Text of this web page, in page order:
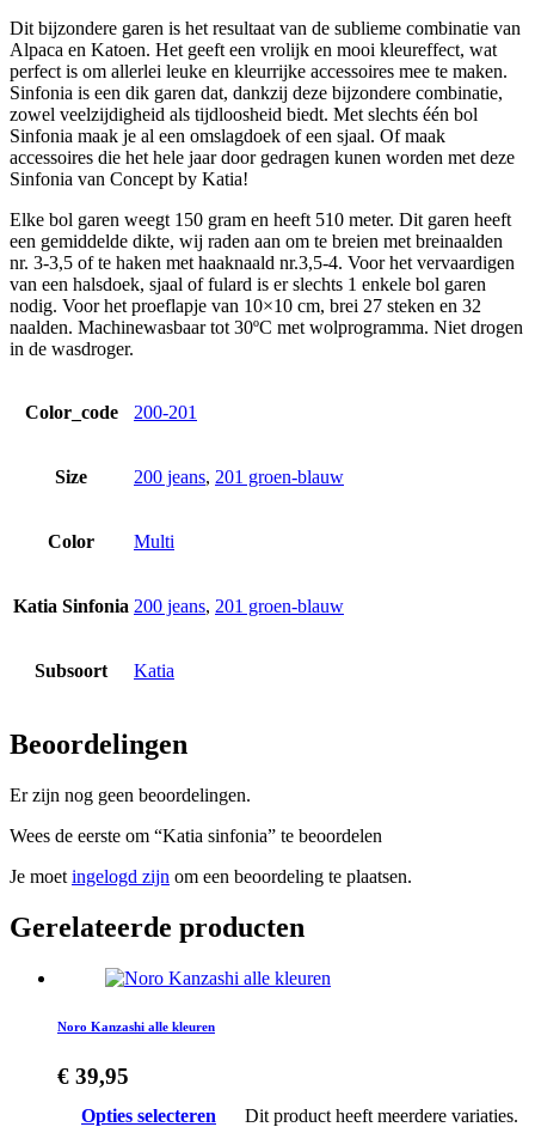
Dit bijzondere garen is het resultaat van de sublieme combinatie van
Alpaca en Katoen. Het geeft een vrolijk en mooi kleureffect, wat
perfect is om allerlei leuke en kleurrijke accessoires mee te maken.
Sinfonia is een dik garen dat, dankzij deze bijzondere combinatie,
zowel veelzijdigheid als tijdloosheid biedt. Met slechts één bol
Sinfonia maak je al een omslagdoek of een sjaal. Of maak
accessoires die het hele jaar door gedragen kunen worden met deze
Sinfonia van Concept by Katia!
Elke bol garen weegt 150 gram en heeft 510 meter. Dit garen heeft
een gemiddelde dikte, wij raden aan om te breien met breinaalden
nr. 3-3,5 of te haken met haaknaald nr.3,5-4. Voor het vervaardigen
van een halsdoek, sjaal of fulard is er slechts 1 enkele bol garen
nodig. Voor het proeflapje van 10×10 cm, brei 27 steken en 32
naalden. Machinewasbaar tot 30ºC met wolprogramma. Niet drogen
in de wasdroger.
Color_code 200-201
Size 200 jeans, 201 groen-blauw
Color Multi
Katia Sinfonia 200 jeans, 201 groen-blauw
Subsoort Katia
Beoordelingen
Er zijn nog geen beoordelingen.
Wees de eerste om “Katia sinfonia” te beoordelen
Je moet ingelogd zijn om een beoordeling te plaatsen.
Gerelateerde producten
Noro Kanzashi alle kleuren
€ 39,95
Opties selecteren
Dit product heeft meerdere variaties.